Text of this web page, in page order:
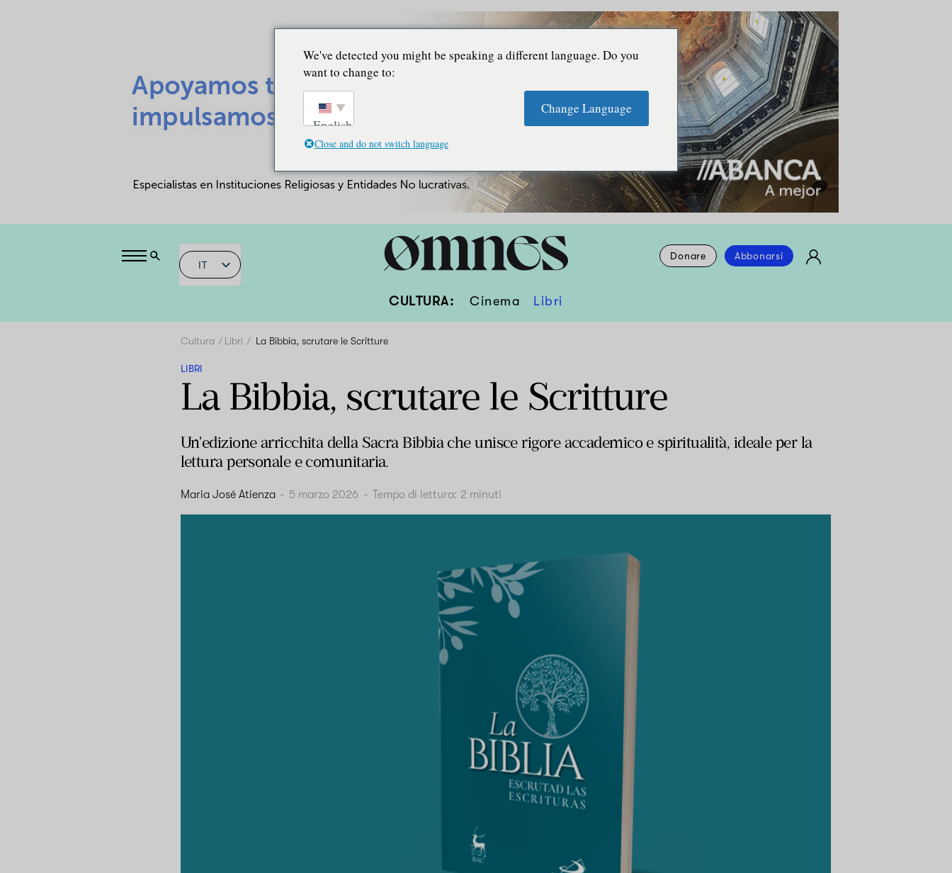
IT
Donare Abbonarsi
CULTURA: Cinema Libri
Cultura Libri La Bibbia, scrutare le Scritture
LIBRI
La Bibbia, scrutare le Scritture
Un'edizione arricchita della Sacra Bibbia che unisce rigore accademico e spiritualità, ideale per la
lettura personale e comunitaria.
Maria José Atienza - 5 marzo 2026 - Tempo di lettura: 2 minuti
We've detected you might be speaking a different language. Do you
want to change to:
English
Change Language
Close and do not switch language